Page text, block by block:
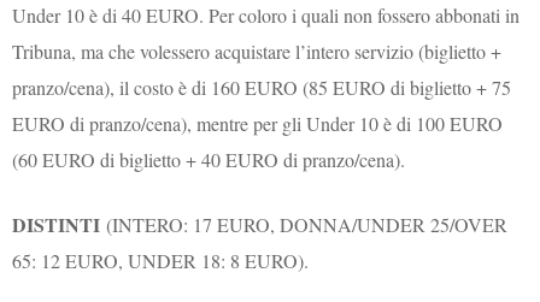
Under 10 è di 40 EURO. Per coloro i quali non fossero abbonati in
Tribuna, ma che volessero acquistare l’intero servizio (biglietto +
pranzo/cena), il costo è di 160 EURO (85 EURO di biglietto + 75
EURO di pranzo/cena), mentre per gli Under 10 è di 100 EURO
(60 EURO di biglietto + 40 EURO di pranzo/cena).
DISTINTI (INTERO: 17 EURO, DONNA/UNDER 25/OVER
65: 12 EURO, UNDER 18: 8 EURO).